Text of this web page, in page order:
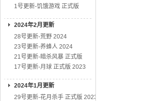
1号更新-饥饿游戏 正式版
2024年2月更新
28号更新-荒野 2024
23号更新-养蜂人 2024
21号更新-暗杀风暴 正式版
17号更新-月球 正式版 2023
2024年1月更新
29号更新-花月杀手 正式版 2023